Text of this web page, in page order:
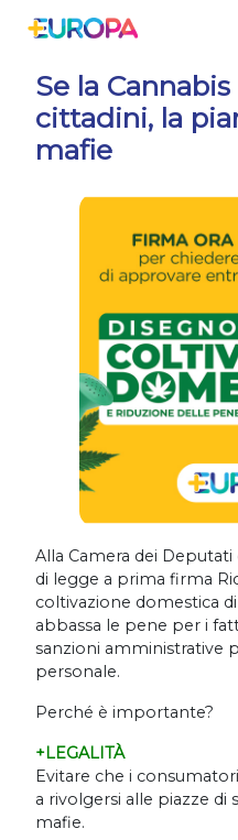
Se la
cittadini, la
mafie
Alla Camera dei
di legge a prima firma
coltivazione domestica
abbassa le pene per i
sanzioni amministrative
personale.
Perché è importante?
+LEGALITÀ
Evitare che i
a rivolgersi alle piazze di
mafie.